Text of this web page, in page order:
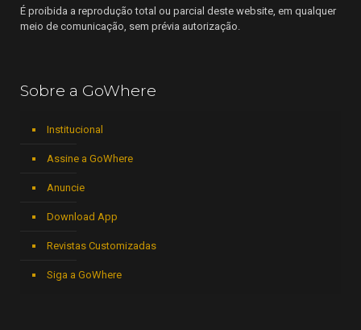
É proibida a reprodução total ou parcial deste website, em qualquer
meio de comunicação, sem prévia autorização.
Sobre a GoWhere
Institucional
Assine a GoWhere
Anuncie
Download App
Revistas Customizadas
Siga a GoWhere